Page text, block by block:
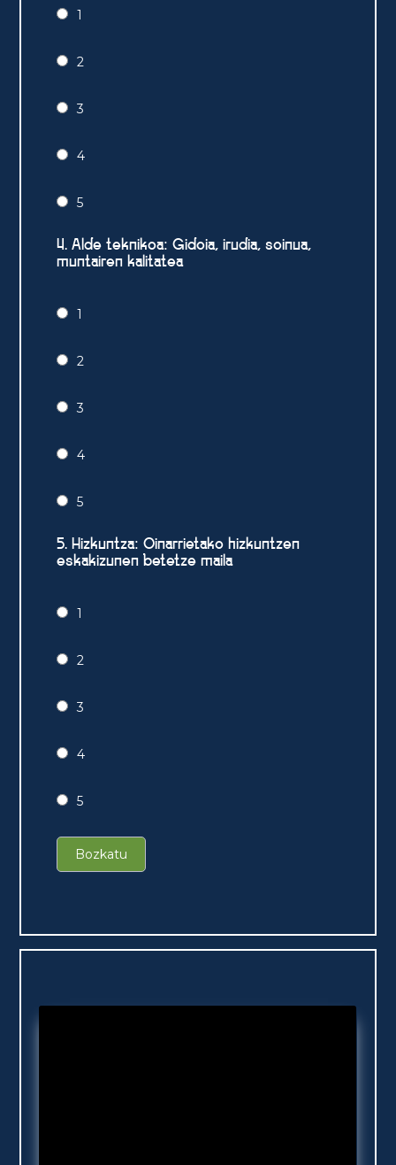
1
2
3
4
5
4. Alde teknikoa: Gidoia, irudia, soinua,
muntairen kalitatea
1
2
3
4
5
5. Hizkuntza: Oinarrietako hizkuntzen
eskakizunen betetze maila
1
2
3
4
5
Bozkatu